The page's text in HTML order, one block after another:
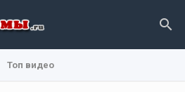
Топ видео